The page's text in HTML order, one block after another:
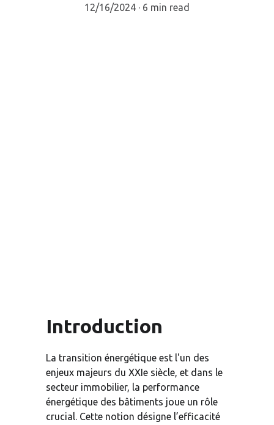
12/16/2024
6 min read
Introduction
La transition énergétique est l'un des
enjeux majeurs du XXIe siècle, et dans le
secteur immobilier, la performance
énergétique des bâtiments joue un rôle
crucial. Cette notion désigne l’efficacité